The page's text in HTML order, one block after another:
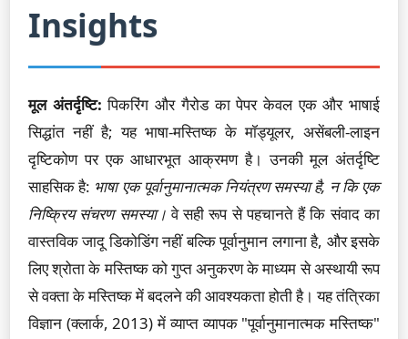
Insights
मूल अंतर्दृष्टि: पिकरिंग और गैरोड का पेपर केवल एक और भाषाई
सिद्धांत नहीं है; यह भाषा-मस्तिष्क के मॉड्यूलर, असेंबली-लाइन
दृष्टिकोण पर एक आधारभूत आक्रमण है। उनकी मूल अंतर्दृष्टि
साहसिक है: भाषा एक पूर्वानुमानात्मक नियंत्रण समस्या है, न कि एक
निष्क्रिय संचरण समस्या। वे सही रूप से पहचानते हैं कि संवाद का
वास्तविक जादू डिकोडिंग नहीं बल्कि पूर्वानुमान लगाना है, और इसके
लिए श्रोता के मस्तिष्क को गुप्त अनुकरण के माध्यम से अस्थायी रूप
से वक्ता के मस्तिष्क में बदलने की आवश्यकता होती है। यह तंत्रिका
विज्ञान (क्लार्क, 2013) में व्याप्त व्यापक "पूर्वानुमानात्मक मस्तिष्क"